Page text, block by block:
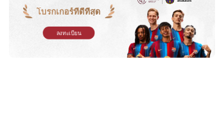
โบรกเกอร์ที่ดีที่สุด
ลงทะเบียน